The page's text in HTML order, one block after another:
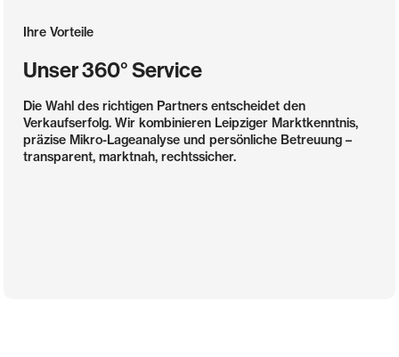
Ihre Vorteile
Unser 360° Service
Die Wahl des richtigen Partners entscheidet den
Verkaufserfolg. Wir kombinieren Leipziger Marktkenntnis,
präzise Mikro-Lageanalyse und persönliche Betreuung –
transparent, marktnah, rechtssicher.